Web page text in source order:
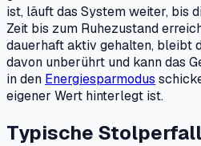
ist, läuft das System weiter, bis
Zeit bis zum Ruhezustand
dauerhaft aktiv gehalten, bleibt
davon unberührt und kann das
in den Energiesparmodus
eigener Wert hinterlegt ist.
Typische